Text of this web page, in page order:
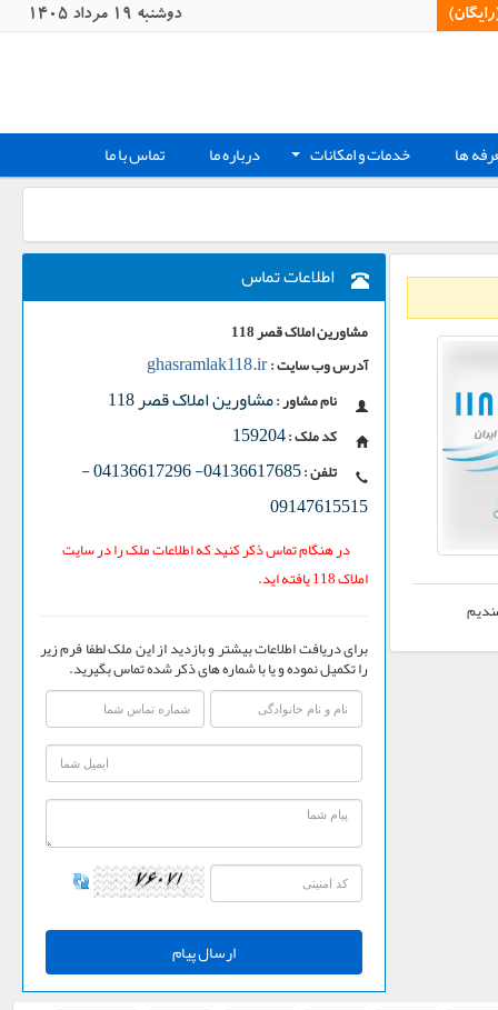
دوشنبه 19 مرداد 1405
ها + خدمات و امکانات درباره ما تماس با ما
اطلاعات تماس
مشاورین املاک قصر 118
آدرس وب سایت :ghasramlak118.ir
نام مشاور :مشاورین املاک قصر 118
کد ملک :159204
تلفن :04136617685- 04136617296
-
09147615515
در هنگام تماس ذکر کنید که اطلاعات ملک را در سایت
املاک 118 یافته اید.
برای دریافت اطلاعات بیشتر و بازدید از این ملک لطفا فرم زیر
را تکمیل نموده و یا با شماره های ذکر شده تماس بگیرید.
ارسال پیام